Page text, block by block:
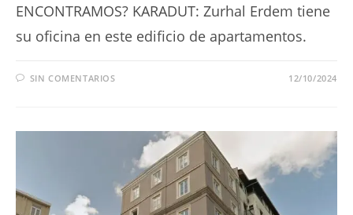
ENCONTRAMOS? KARADUT: Zurhal Erdem tiene
su oficina en este edificio de apartamentos.
SIN COMENTARIOS 12/10/2024